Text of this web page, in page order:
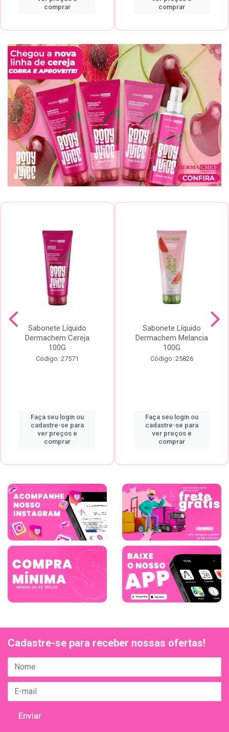
comprar
comprar
Sabonete Líquido
Dermachem Cereja
100G
Código: 27571
Faça seu login ou
cadastre-se para
ver preços e
comprar
Sabonete Líquido
Dermachem Melancia
100G
Código: 25826
Faça seu login ou
cadastre-se para
ver preços e
comprar
Cadastre-se para receber nossas ofertas!